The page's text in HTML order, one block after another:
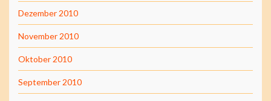
Dezember 2010
November 2010
Oktober 2010
September 2010